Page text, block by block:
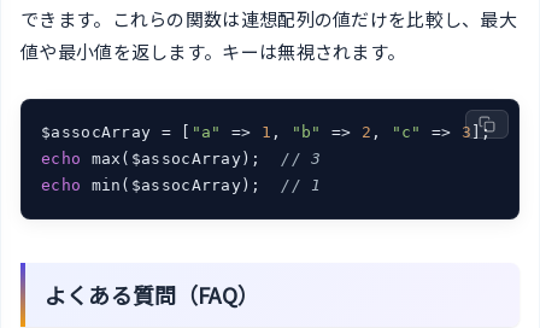
できます。これらの関数は連想配列の値だけを比較し、最大
値や最小値を返します。キーは無視されます。
$assocArray = [ "a" => 1 , "b" => 2 , "c" => 3
];
echo max($assocArray); // 3
echo min($assocArray); // 1
よくある質問（FAQ）